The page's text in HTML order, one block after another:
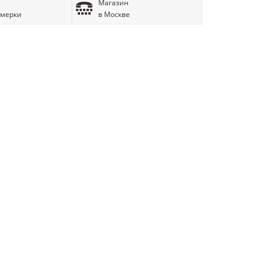
Магазин
в Москве